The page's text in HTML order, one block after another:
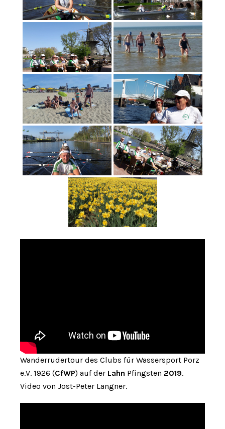
Wanderrudertour des Clubs für Wassersport Porz
e.V. 1926 (CfWP) auf der Lahn Pfingsten 2019.
Video von Jost-Peter Langner.